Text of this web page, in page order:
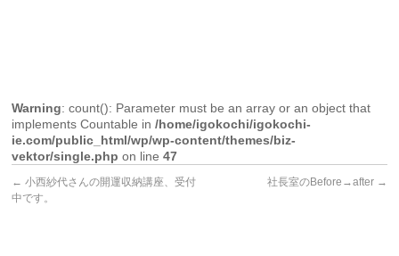
Warning: count(): Parameter must be an array or an object that
implements Countable in/home/igokochi/igokochi-
ie.com/public_html/wp/wp-content/themes/biz-
vektor/single.php on line47
← 小西紗代さんの開運収納講座、受付
中です。
社長室のBefore→after →